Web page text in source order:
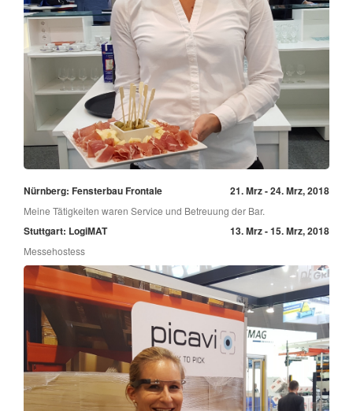
Nürnberg: Fensterbau Frontale 21. Mrz - 24. Mrz, 2018
Meine Tätigkeiten waren Service und Betreuung der Bar.
Stuttgart: LogiMAT 13. Mrz - 15. Mrz, 2018
Messehostess